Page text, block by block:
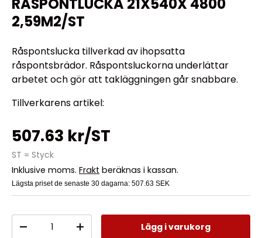
RÅSPONTLUCKA 21X540X 4800
2,59M2/ST
Råspontslucka tillverkad av ihopsatta
råspontsbrädor. Råspontsluckorna underlättar
arbetet och gör att takläggningen går snabbare.
Tillverkarens artikel:
507.63 kr/ST
ST = Styck
Inklusive moms. Frakt beräknas i kassan.
Lägsta priset de senaste 30 dagarna: 507.63 SEK
-
+ Lägg i varukorg